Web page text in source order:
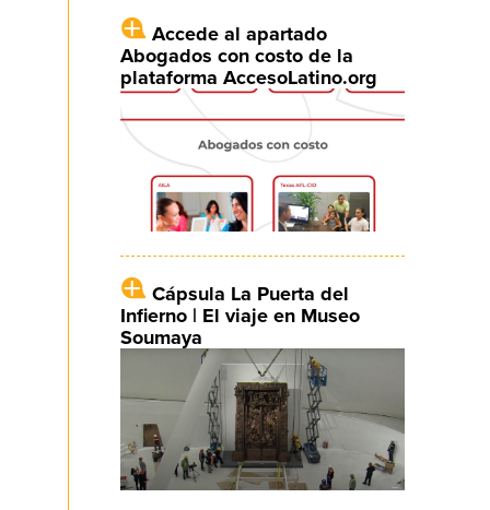
Accede al apartado
Abogados con costo de la
plataforma AccesoLatino.org
Cápsula La Puerta del
Infierno | El viaje en Museo
Soumaya